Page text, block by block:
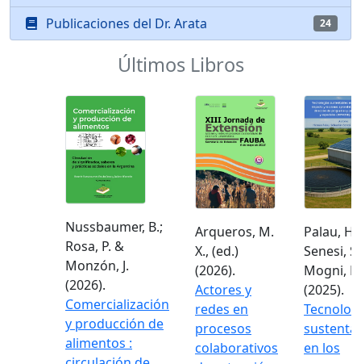
Publicaciones del Dr. Arata 24
Últimos Libros
Nussbaumer, B.;
Rosa, P. &
Monzón, J.
(2026).
Comercialización
y producción de
alimentos :
Arqueros, M.
X., (ed.)
(2026).
Actores y
redes en
procesos
colaborativos
Palau, H.;
Senesi,
Mogni, F.
(2025).
en los